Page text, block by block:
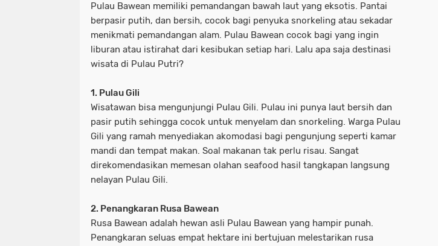
Pulau Bawean memiliki pemandangan bawah laut yang eksotis. Pantai
berpasir putih, dan bersih, cocok bagi penyuka snorkeling atau sekadar
menikmati pemandangan alam. Pulau Bawean cocok bagi yang ingin
liburan atau istirahat dari kesibukan setiap hari. Lalu apa saja destinasi
wisata di Pulau Putri?
1. Pulau Gili
Wisatawan bisa mengunjungi Pulau Gili. Pulau ini punya laut bersih dan
pasir putih sehingga cocok untuk menyelam dan snorkeling. Warga Pulau
Gili yang ramah menyediakan akomodasi bagi pengunjung seperti kamar
mandi dan tempat makan. Soal makanan tak perlu risau. Sangat
direkomendasikan memesan olahan seafood hasil tangkapan langsung
nelayan Pulau Gili.
2. Penangkaran Rusa Bawean
Rusa Bawean adalah hewan asli Pulau Bawean yang hampir punah.
Penangkaran seluas empat hektare ini bertujuan melestarikan rusa